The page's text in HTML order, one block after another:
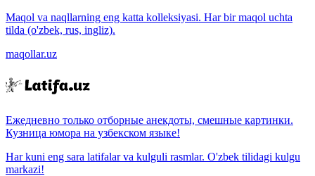
Maqol va naqllarning eng katta kolleksiyasi. Har bir maqol uchta
tilda (o'zbek, rus, ingliz).
maqollar.uz
Ежедневно только отборные анекдоты, смешные картинки.
Кузница юмора на узбекском языке!
Har kuni eng sara latifalar va kulguli rasmlar. O'zbek tilidagi kulgu
markazi!